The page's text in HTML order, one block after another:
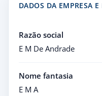
DADOS DA EMPRESA
Razão social
E M De Andrade
Nome fantasia
E M A